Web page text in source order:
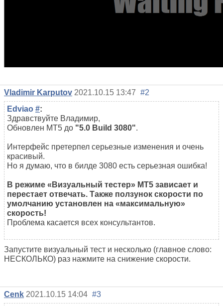
Vladimir Karputov 2021.10.15 13:47 #2
Edviao #:
Здравствуйте Владимир,
Обновлен MT5 до "5.0 Build 3080".
Интерфейс претерпел серьезные изменения и очень
красивый.
Но я думаю, что в билде 3080 есть серьезная ошибка!
В режиме «Визуальный тестер» MT5 зависает и
перестает отвечать. Также ползунок скорости по
умолчанию установлен на «максимальную»
скорость!
Проблема касается всех консультантов.
Запустите визуальный тест и несколько (главное слово:
НЕСКОЛЬКО) раз нажмите на снижение скорости.
Cenk 2021.10.15 14:04 #3